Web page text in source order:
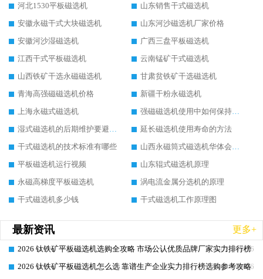
河北1530平板磁选机
山东销售干式磁选机
安徽永磁干式大块磁选机
山东河沙磁选机厂家价格
安徽河沙湿磁选机
广西三盘平板磁选机
江西干式平板磁选机
云南锰矿干式磁选机
山西铁矿干选永磁磁选机
甘肃贫铁矿干选磁选机
青海高强磁磁选机价格
新疆干粉永磁选机
上海永磁式磁选机
强磁磁选机使用中如何保持其顺畅运行
湿式磁选机的后期维护要避开哪些坑
延长磁选机使用寿命的方法
干式磁选机的技术标准有哪些
山西永磁筒式磁选机华体会手机网页版-华体会(中国)
平板磁选机运行视频
山东辊式磁选机原理
永磁高梯度平板磁选机
涡电流金属分选机的原理
干式磁选机多少钱
干式磁选机工作原理图
最新资讯 更多+
2026-06-26
2026 钛铁矿平板磁选机选购全攻略 市场公认优质品牌厂家实力排行榜
2026-06-26
2026 钛铁矿平板磁选机怎么选 靠谱生产企业实力排行榜选购参考攻略